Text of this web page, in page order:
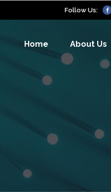
Follow Us:
Home About Us